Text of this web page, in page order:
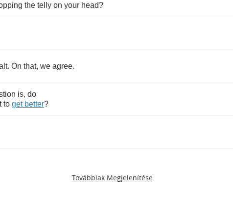
the telly on your head?
. On that, we agree.
is, do
to get better?
Továbbiak Megjelenítése